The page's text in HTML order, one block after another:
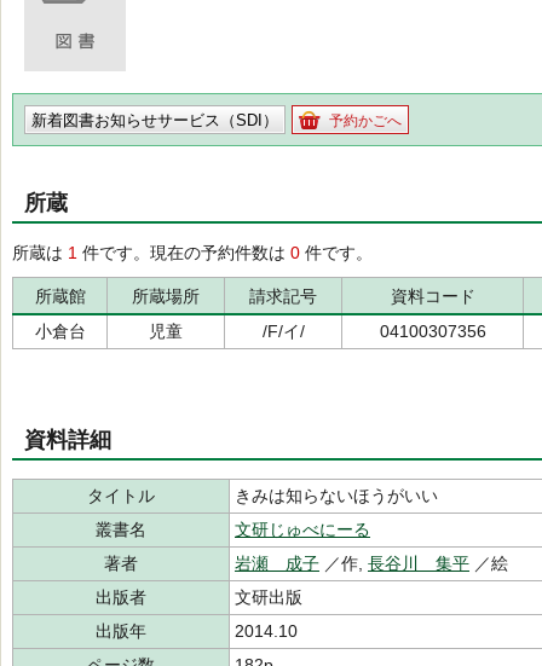
新着図書お知らせサービス（SDI） 予約かごへ
所蔵
所蔵は 1 件です。現在の予約件数は 0 件です。
所蔵館 所蔵場所 請求記号
資料コード
小倉台
児童 /F/イ/ 04100307356
資料詳細
タイトル
きみは知らないほうがいい
叢書名
文研じゅべにーる
著者
岩瀬 成子 ／作, 長谷川 集平 ／絵
出版者
文研出版
出版年
2014.10